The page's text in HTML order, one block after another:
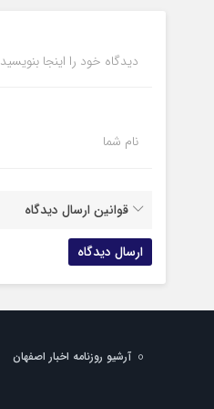
دیدگاه خود را اینجا بنویسید
نام شما
قوانین ارسال دیدگاه
آرشیو روزنامه اخبار اصفهان